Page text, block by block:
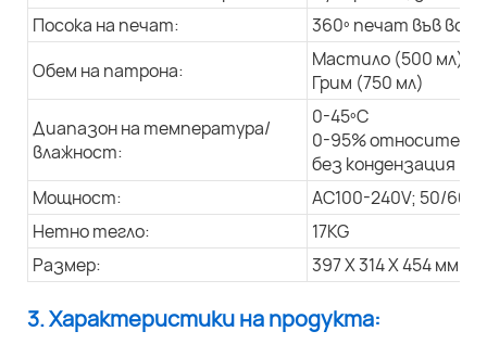
Посока на печат:
360º печат във
Обем на патрона:
Мастило (500 мл)
Грим (750 мл)
Диапазон на температура/
влажност:
0-45ºC
0-95%
без кондензация
Мощност:
AC100-240V; 50/
Нетно тегло:
17KG
Размер:
397 X 314 X 454 мм
3. Характеристики на продукта: